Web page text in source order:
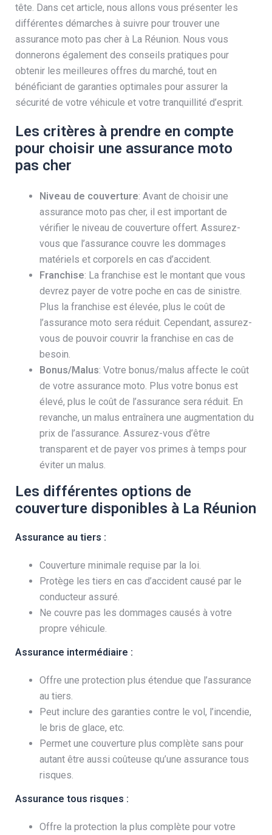
tête. Dans cet article, nous allons vous présenter les
différentes démarches à suivre pour trouver une
assurance moto pas cher à La Réunion. Nous vous
donnerons également des conseils pratiques pour
obtenir les meilleures offres du marché, tout en
bénéficiant de garanties optimales pour assurer la
sécurité de votre véhicule et votre tranquillité d’esprit.
Les critères à prendre en compte
pour choisir une assurance moto
pas cher
Niveau de couverture: Avant de choisir une
assurance moto pas cher, il est important de
vérifier le niveau de couverture offert. Assurez-
vous que l’assurance couvre les dommages
matériels et corporels en cas d’accident.
Franchise: La franchise est le montant que vous
devrez payer de votre poche en cas de sinistre.
Plus la franchise est élevée, plus le coût de
l’assurance moto sera réduit. Cependant, assurez-
vous de pouvoir couvrir la franchise en cas de
besoin.
Bonus/Malus: Votre bonus/malus affecte le coût
de votre assurance moto. Plus votre bonus est
élevé, plus le coût de l’assurance sera réduit. En
revanche, un malus entraînera une augmentation du
prix de l’assurance. Assurez-vous d’être
transparent et de payer vos primes à temps pour
éviter un malus.
Les différentes options de
couverture disponibles à La Réunion
Assurance au tiers :
Couverture minimale requise par la loi.
Protège les tiers en cas d’accident causé par le
conducteur assuré.
Ne couvre pas les dommages causés à votre
propre véhicule.
Assurance intermédiaire :
Offre une protection plus étendue que l’assurance
au tiers.
Peut inclure des garanties contre le vol, l’incendie,
le bris de glace, etc.
Permet une couverture plus complète sans pour
autant être aussi coûteuse qu’une assurance tous
risques.
Assurance tous risques :
Offre la protection la plus complète pour votre